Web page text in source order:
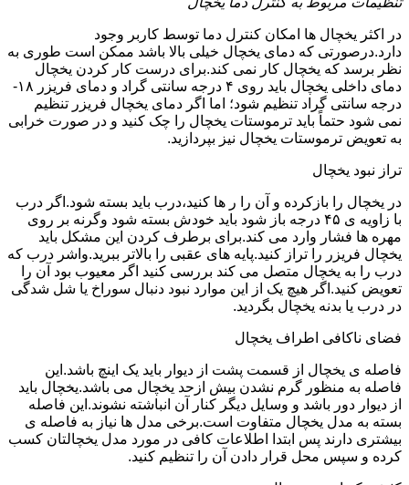
در اکثر یخچال ها امکان کنترل دما توسط کاربر وجود
دارد.درصورتی که دمای یخچال خیلی بالا باشد ممکن است طوری به
نظر برسد که یخچال کار نمی کند.برای درست کار کردن یخچال
دمای داخلی یخچال باید روی ۴ درجه سانتی گراد و دمای فریزر ۱۸-
درجه سانتی گراد تنظیم شود؛ اما اگر دمای یخچال فریزر تنظیم
نمی شود حتماً باید ترموستات یخچال را چک کنید و در صورت خرابی
به تعویض ترموستات یخچال نیز بپردازید.
تراز نبود یخچال
در یخچال را بازکرده و آن را ر ها کنید،درب باید بسته شود.اگر درب
با زاویه ی ۴۵ درجه باز شود باید خودش بسته شود وگرنه بر روی
مهره ها فشار وارد می کند.برای برطرف کردن این مشکل باید
یخچال فریزر را تراز کنید.پایه های عقبی را بالاتر ببرید.واشر درب که
درب را به یخچال متصل می کند بررسی کنید اگر معیوب بود آن را
تعویض کنید.اگر هیچ یک از این موارد نبود دنبال سوراخ یا شل شدگی
در درب یا بدنه یخچال بگردید.
فضای ناکافی اطراف یخچال
فاصله ی یخچال از قسمت پشت از دیوار باید یک اینچ باشد.این
فاصله به منظور گرم نشدن بیش ازحد یخچال می باشد.یخچال باید
از دیوار دور باشد و وسایل دیگر کنار آن انباشته نشوند.این فاصله
بسته به مدل یخچال متفاوت است.برخی مدل ها نیاز به فاصله ی
بیشتری دارند پس ابتدا اطلاعات کافی در مورد مدل یخچالتان کسب
کرده و سپس محل قرار دادن آن را تنظیم کنید.